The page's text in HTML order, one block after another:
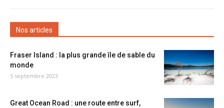
Nos articles
Fraser Island : la plus grande île de sable du
monde
5 septembre 2023
Great Ocean Road : une route entre surf,